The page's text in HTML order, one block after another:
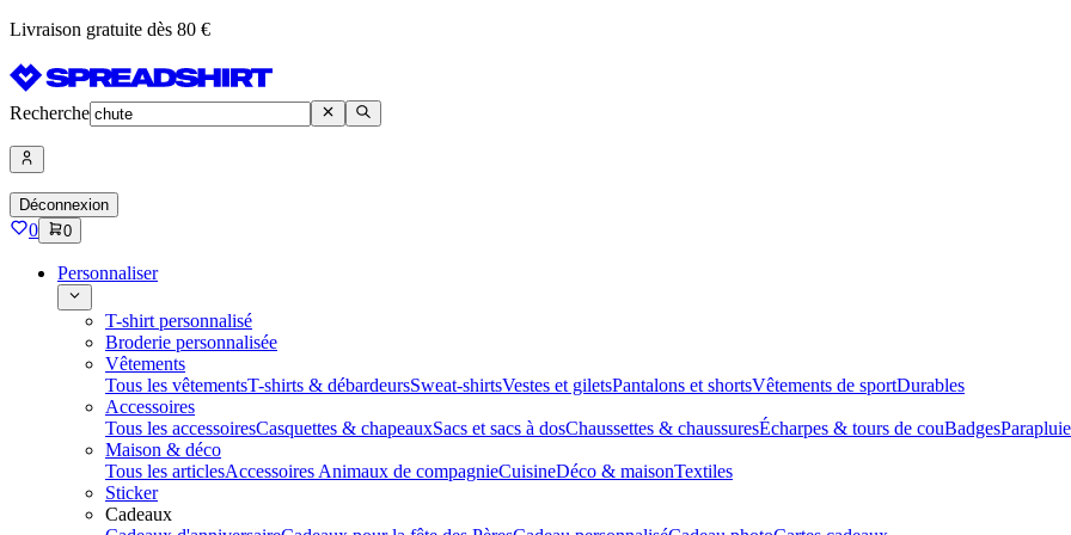
Livraison gratuite dès 80 €
Recherche
Déconnexion
0 0
Personnaliser
T-shirt personnalisé
Broderie personnalisée
Vêtements
Tous les vêtementsT-shirts & débardeursSweat-shirtsVestes et giletsPantalons et shortsVêtements de sportDurables
Accessoires
Tous les accessoiresCasquettes & chapeauxSacs et sacs à dosChaussettes & chaussuresÉcharpes & tours de couBadges
Maison & déco
Tous les articlesAccessoires Animaux de compagnieCuisineDéco & maisonTextiles
Sticker
Cadeaux